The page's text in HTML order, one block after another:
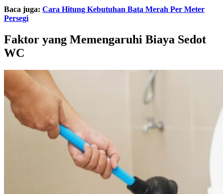
Baca juga: Cara Hitung Kebutuhan Bata Merah Per Meter
Persegi
Faktor yang Memengaruhi Biaya Sedot
WC